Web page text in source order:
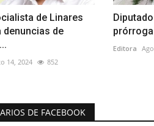
de Linares
denuncias de
14, 2024 852
Editora
DE FACEBOOK